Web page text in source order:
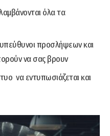
όλα τα
προσλήψεων και
να σας βρουν
να εντυπωσιάζεται και